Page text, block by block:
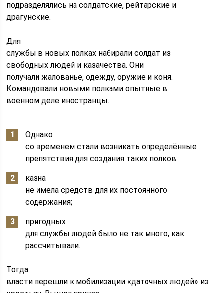
подразделялись на солдатские, рейтарские и
драгунские.
Для
службы в новых полках набирали солдат из
свободных людей и казачества. Они
получали жалованье, одежду, оружие и коня.
Командовали новыми полками опытные в
военном деле иностранцы.
Однако
со временем стали возникать определённые
препятствия для создания таких полков:
казна
не имела средств для их постоянного
содержания;
пригодных
для службы людей было не так много, как
рассчитывали.
Тогда
власти перешли к мобилизации «даточных людей» из